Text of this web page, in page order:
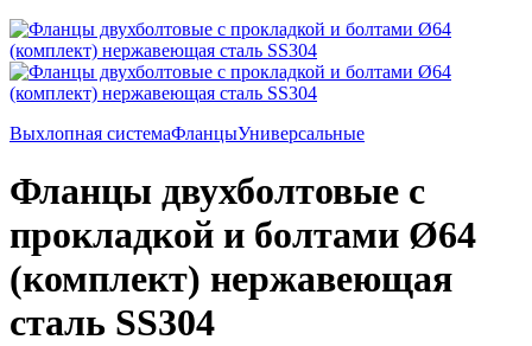
Выхлопная системаФланцыУниверсальные
Фланцы двухболтовые с
прокладкой и болтами Ø64
(комплект) нержавеющая
сталь SS304